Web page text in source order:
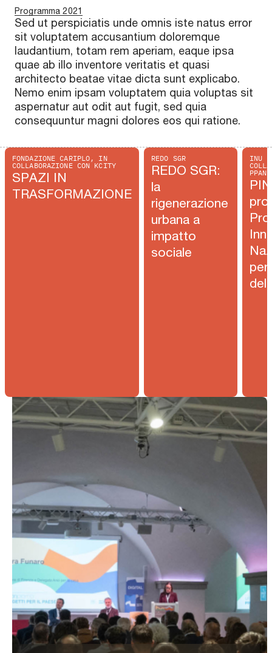
Programma 2021
Sed ut perspiciatis unde omnis iste natus error
sit voluptatem accusantium doloremque
laudantium, totam rem aperiam, eaque ipsa
quae ab illo inventore veritatis et quasi
architecto beatae vitae dicta sunt explicabo.
Nemo enim ipsam voluptatem quia voluptas sit
aspernatur aut odit aut fugit, sed quia
consequuntur magni dolores eos qui ratione.
FONDAZIONE CARIPLO, IN
COLLABORAZIONE CON KCITY
SPAZI IN
TRASFORMAZIONE
REDO SGR
REDO SGR:
la
rigenerazione
urbana a
impatto
sociale
INU
PPAN
per